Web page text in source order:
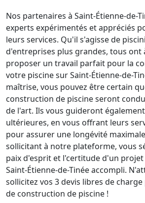
Nos partenaires à Saint-Étienne-de-
experts expérimentés et appréciés
leurs services. Qu'il s'agisse de
d'entreprises plus grandes, tous ont
proposer un travail parfait pour la
votre piscine sur Saint-Étienne-de-
maîtrise, vous pouvez être certain
construction de piscine seront
de l'art. Ils vous guideront
ultérieures, en vous offrant leurs
pour assurer une longévité
sollicitant à notre plateforme, vous
paix d'esprit et l'certitude d'un
Saint-Étienne-de-Tinée accompli.
sollicitez vos 3 devis libres de
de construction de piscine !